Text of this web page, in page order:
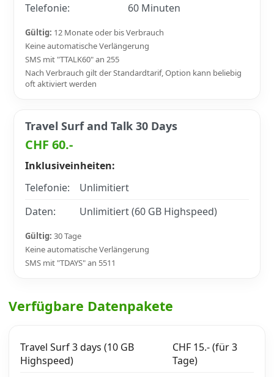
Telefonie:
60 Minuten
Gültig: 12 Monate oder bis Verbrauch
Keine automatische Verlängerung
SMS mit "TTALK60" an 255
Nach Verbrauch gilt der Standardtarif, Option kann beliebig
oft aktiviert werden
Travel Surf and Talk 30 Days
CHF 60.-
Inklusiveinheiten:
Telefonie:
Unlimitiert
Daten:
Unlimitiert (60 GB Highspeed)
Gültig: 30 Tage
Keine automatische Verlängerung
SMS mit "TDAYS" an 5511
Verfügbare Datenpakete
Travel Surf 3 days (10 GB
Highspeed)
CHF 15.- (für 3
Tage)